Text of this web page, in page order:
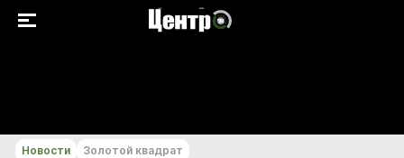
Новости Золотой квадрат